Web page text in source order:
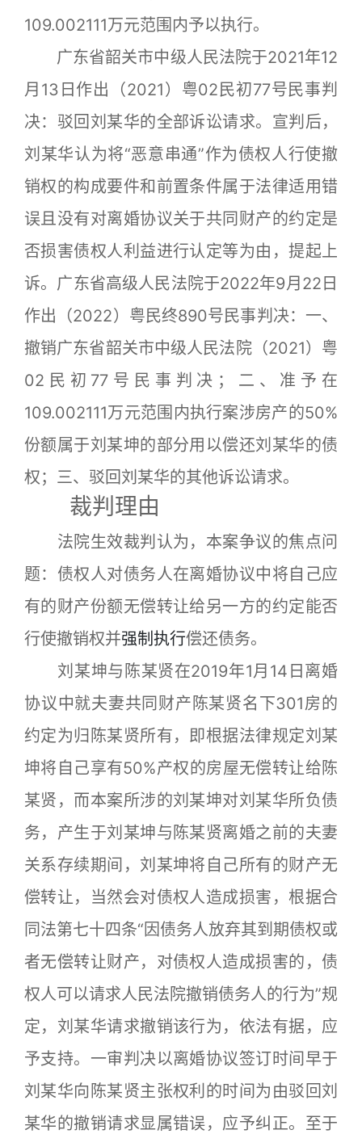
109.002111万元范围内予以执行。
广东省韶关市中级人民法院于2021年12
月13日作出（2021）粤02民初77号民事判
决：驳回刘某华的全部诉讼请求。宣判后，
刘某华认为将“恶意串通”作为债权人行使撤
销权的构成要件和前置条件属于法律适用错
误且没有对离婚协议关于共同财产的约定是
否损害债权人利益进行认定等为由，提起上
诉。广东省高级人民法院于2022年9月22日
作出（2022）粤民终890号民事判决：一、
撤销广东省韶关市中级人民法院（2021）粤
02民初77号民事判决；二、准予在
109.002111万元范围内执行案涉房产的50%
份额属于刘某坤的部分用以偿还刘某华的债
权；三、驳回刘某华的其他诉讼请求。
裁判理由
法院生效裁判认为，本案争议的焦点问
题：债权人对债务人在离婚协议中将自己应
有的财产份额无偿转让给另一方的约定能否
行使撤销权并强制执行偿还债务。
刘某坤与陈某贤在2019年1月14日离婚
协议中就夫妻共同财产陈某贤名下301房的
约定为归陈某贤所有，即根据法律规定刘某
坤将自己享有50%产权的房屋无偿转让给陈
某贤，而本案所涉的刘某坤对刘某华所负债
务，产生于刘某坤与陈某贤离婚之前的夫妻
关系存续期间，刘某坤将自己所有的财产无
偿转让，当然会对债权人造成损害，根据合
同法第七十四条“因债务人放弃其到期债权或
者无偿转让财产，对债权人造成损害的，债
权人可以请求人民法院撤销债务人的行为”规
定，刘某华请求撤销该行为，依法有据，应
予支持。一审判决以离婚协议签订时间早于
刘某华向陈某贤主张权利的时间为由驳回刘
某华的撤销请求显属错误，应予纠正。至于